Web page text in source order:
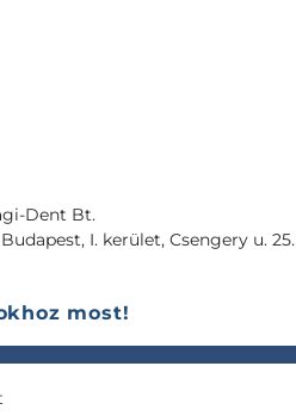
Dent Bt.
Budapest, I. kerület, Csengery u. 25.
most!